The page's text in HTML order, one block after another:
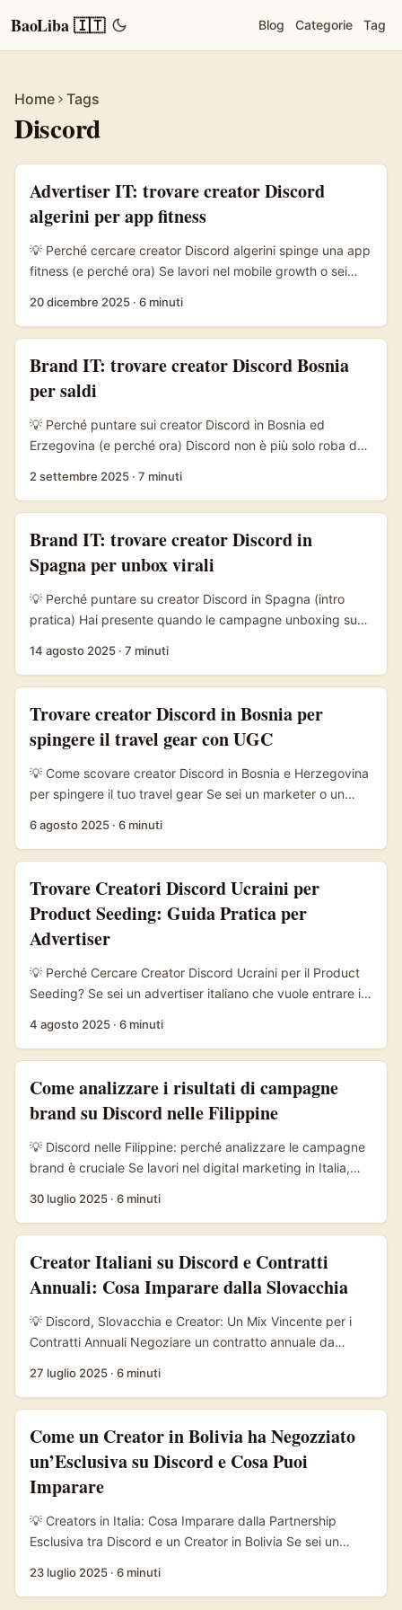
BaoLiba 🇮🇹 Blog Categorie Tag
Home Tags
Discord
Advertiser IT: trovare creator Discord
algerini per app fitness
💡 Perché cercare creator Discord algerini spinge una app
fitness (e perché ora) Se lavori nel mobile growth o sei
quotidiane. Le proteste di piazza in paesi vicini hanno
mostrato come i giovani usino Discord per organizzarsi e
creare comunità numerose e molto coinvolte — pensa ai
casi citati nelle analisi su movimenti giovanili che si
coordinano su Discord (cfr. analisi del fenomeno Gen Z nei
contenuti di riferimento). ...
20 dicembre 2025 · 6 minuti
Brand IT: trovare creator Discord Bosnia
per saldi
💡 Perché puntare sui creator Discord in Bosnia ed
Erzegovina (e perché ora) Discord non è più solo roba da
costruiscono davvero, si co-crea contenuto e si vendono
16–25 anni, la piattaforma offre un livello di
coinvolgimento che altri canali faticano a replicare (fonte:
reference content). In molte nicchie, i server funzionano
come micro-economie: quiz, badge esclusivi, voice rooms
e moderazione attiva trasformano l’audience passiva in
fan attivi. ...
2 settembre 2025 · 7 minuti
Brand IT: trovare creator Discord in
Spagna per unbox virali
💡 Perché puntare su creator Discord in Spagna (intro
pratica) Hai presente quando le campagne unboxing su
rimane solo rumore? Ecco: Discord è il piano B (e spesso
sul gaming, Discord oggi è un luogo dove la Gen Z
costruisce tribù: salotti vocali, badge, ruoli e stanze
private fanno sentire gli utenti dentro la marca — non
14 agosto 2025 · 7 minuti
Trovare creator Discord in Bosnia per
spingere il travel gear con UGC
💡 Come scovare creator Discord in Bosnia e Herzegovina
per spingere il tuo travel gear Se sei un marketer o un
proprio travel gear in mercati emergenti o poco esplorati
si è evoluto, e piattaforme come Discord stanno
diventando il nuovo terreno fertile per trovare creator
autentici, appassionati e molto coinvolgenti, soprattutto in
6 agosto 2025 · 6 minuti
Trovare Creatori Discord Ucraini per
Product Seeding: Guida Pratica per
Advertiser
💡 Perché Cercare Creator Discord Ucraini per il Product
Seeding? Se sei un advertiser italiano che vuole entrare in
probabilmente ti stai chiedendo come muoverti in un
testuale che negli ultimi anni ha conquistato milioni di
utenti nel mondo, è diventata un hub fondamentale per
creator e community, soprattutto in Ucraina dove molti
giovani talenti si sono affermati online. ...
4 agosto 2025 · 6 minuti
Come analizzare i risultati di campagne
brand su Discord nelle Filippine
💡 Discord nelle Filippine: perché analizzare le campagne
brand è cruciale Se lavori nel digital marketing in Italia,
riferimento per gamer e community tech. Ma sai che nelle
Gen Z e i Millennials? Le Filippine sono uno dei mercati più
dinamici dell’Asia per consumo digitale, con un pubblico
molto attivo su piattaforme social emergenti e interattive.
Qui Discord non è più solo chat vocale per videogiochi,
ma un hub dove community, influencer e brand si
incontrano. ...
30 luglio 2025 · 6 minuti
Creator Italiani su Discord e Contratti
Annuali: Cosa Imparare dalla Slovacchia
💡 Discord, Slovacchia e Creator: Un Mix Vincente per i
Contratti Annuali Negoziare un contratto annuale da
mantenere autonomia e stabilità economica. In Italia, dove
sempre di più strumenti e strategie per garantirsi
collaborazioni durature e remunerative. ...
27 luglio 2025 · 6 minuti
Come un Creator in Bolivia ha Negozziato
un’Esclusiva su Discord e Cosa Puoi
Imparare
💡 Creators in Italia: Cosa Imparare dalla Partnership
Esclusiva tra Discord e un Creator in Bolivia Se sei un
negoziare un accordo esclusivo con una piattaforma
23 luglio 2025 · 6 minuti